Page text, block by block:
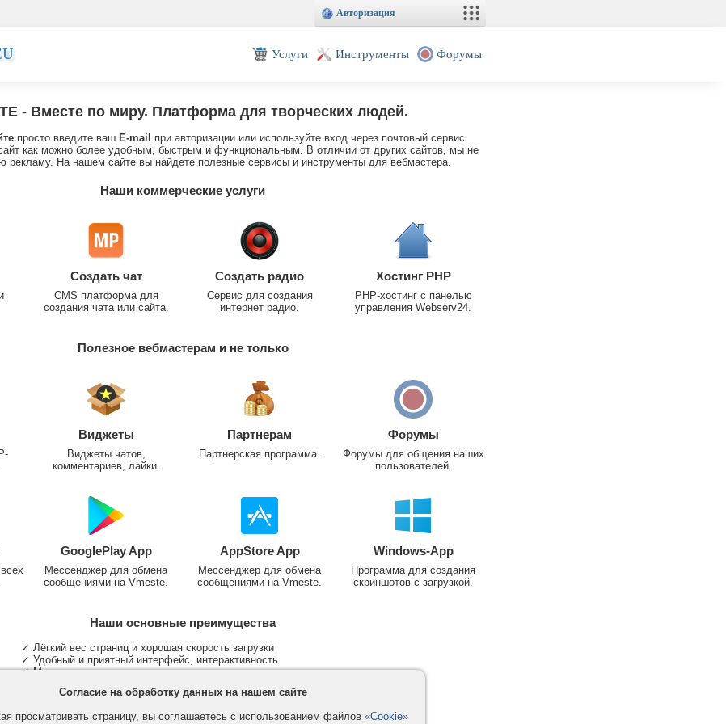
Авторизация
Услуги Инструменты Форумы
- Вместе по миру. Платформа для творческих людей.
просто введите ваш E-mail
при авторизации или используйте вход через почтовый сервис.
как можно более удобным, быстрым и функциональным. В отличии от других сайтов, мы не
рекламу. На нашем сайте вы найдете полезные сервисы и инструменты для вебмастера.
Наши коммерческие услуги
Создать чат
CMS платформа для
создания чата или сайта.
Создать радио
Сервис для создания
интернет радио.
Хостинг PHP
PHP-хостинг с панелью
управления Webserv24.
Полезное вебмастерам и не только
Виджеты
Виджеты чатов,
комментариев, лайки.
Партнерам
Партнерская программа.
Форумы
Форумы для общения наших
пользователей.
GooglePlay App
Мессенджер для обмена
сообщениями на Vmeste.
AppStore App
Мессенджер для обмена
сообщениями на Vmeste.
Windows-App
Программа для создания
скриншотов с загрузкой.
Наши основные преимущества
✓ Лёгкий вес страниц и хорошая скорость загрузки
✓ Удобный и приятный интерфейс, интерактивность
✓ Мы не размещаем надоедливую рекламу
✓ Участие в группах и сообществах
✓ Поддержка основных типов и больших файлов
Согласие на обработку данных на нашем сайте
просматривать страницу, вы соглашаетесь с использованием файлов «Cookie»